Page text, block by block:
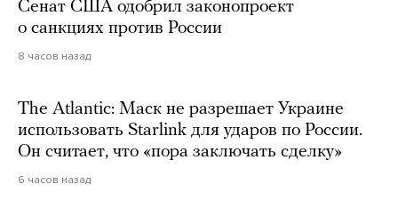
Сенат США одобрил законопроект
о санкциях против России
8 часов назад
The Atlantic: Маск не разрешает Украине
использовать Starlink для ударов по России.
Он считает, что «пора заключать сделку»
6 часов назад